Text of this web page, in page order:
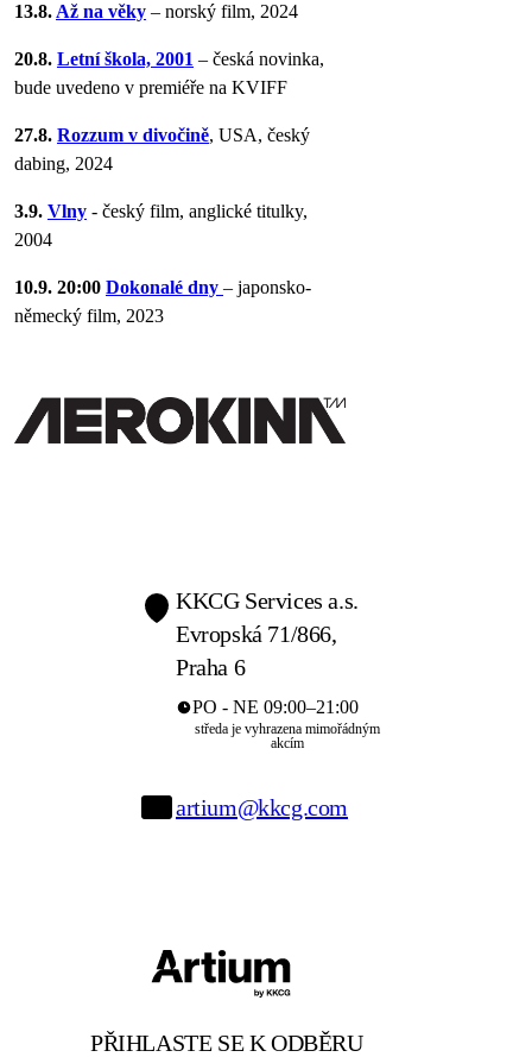
13.8. Až na věky – norský film, 2024
20.8. Letní škola, 2001 – česká novinka,
bude uvedeno v premiéře na KVIFF
27.8. Rozzum v divočině, USA, český
dabing, 2024
3.9. Vlny - český film, anglické titulky,
2004
10.9. 20:00 Dokonalé dny – japonsko-
německý film, 2023
PŘIHLASTE SE K ODBĚRU
KKCG Services a.s.
Evropská 71/866,
Praha 6
PO - NE 09:00–21:00
středa je vyhrazena mimořádným
akcím
artium@kkcg.com